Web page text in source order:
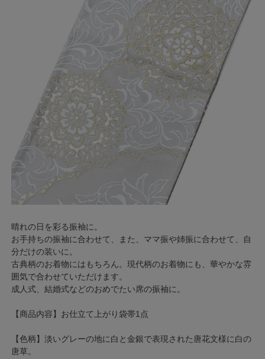
晴れの日を彩る振袖に。
お手持ちの振袖に合わせて、また、ママ振や姉振に合わせて、自
分だけの装いに。
古典柄のお着物にはもちろん。現代柄のお着物にも、華やかな雰
囲気で合わせていただけます。
成人式、結婚式などのおめでたい席の振袖に。
【商品内容】お仕立て上がり袋帯1点
【色柄】淡いグレーの地に白と金銀で表現された唐花文様に白の
唐草。